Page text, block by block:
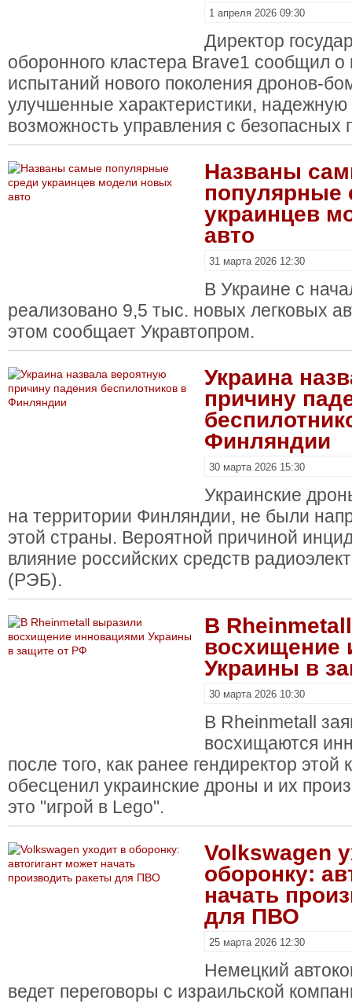
1 апреля 2026 09:30
Директор
оборонного кластера Brave1 сообщил о
испытаний нового поколения дронов-
улучшенные характеристики, надежную
возможность управления с безопасных
Названы
популярные
украинцев
авто
31 марта 2026 12:30
В Украине с
реализовано 9,5 тыс. новых легковых
этом сообщает Укравтопром.
Украина
причину
Финляндии
30 марта 2026 15:30
Украинские
на территории Финляндии, не были
этой страны. Вероятной причиной
влияние российских средств
(РЭБ).
В
восхищение
Украины в
30 марта 2026 10:30
В Rheinmetall
восхищаются
после того, как ранее гендиректор этой
обесценил украинские дроны и их
это "игрой в Lego".
Volkswagen
оборонку:
начать
для ПВО
25 марта 2026 12:30
Немецкий
ведет переговоры с израильской